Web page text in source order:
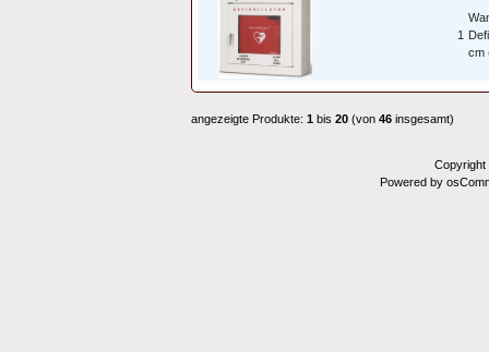
1
cm
angezeigte Produkte: 1 bis 20 (von 46 insgesamt)
Powered by